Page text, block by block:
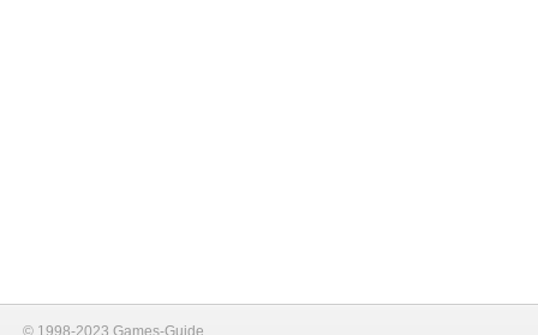
© 1998-2023 Games-Guide